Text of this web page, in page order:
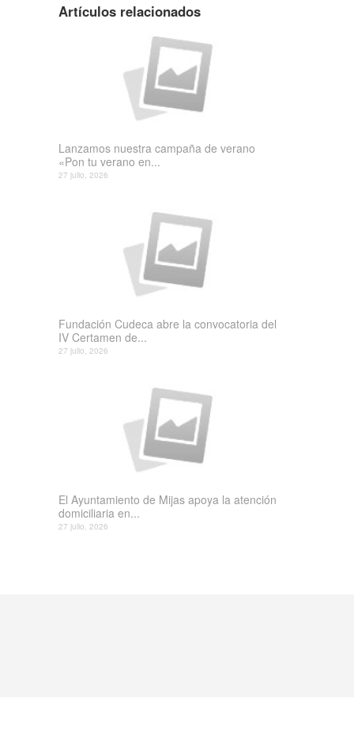
Artículos relacionados
Lanzamos nuestra campaña de verano
«Pon tu verano en...
27 julio, 2026
Fundación Cudeca abre la convocatoria del
IV Certamen de...
27 julio, 2026
El Ayuntamiento de Mijas apoya la atención
domiciliaria en...
27 julio, 2026